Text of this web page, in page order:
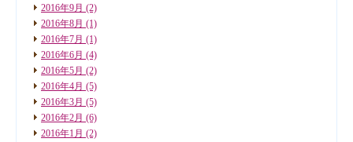
2016年9月 (2)
2016年8月 (1)
2016年7月 (1)
2016年6月 (4)
2016年5月 (2)
2016年4月 (5)
2016年3月 (5)
2016年2月 (6)
2016年1月 (2)